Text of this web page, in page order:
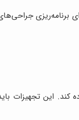
برنامه‌ریزی
کند. این تجهیزات